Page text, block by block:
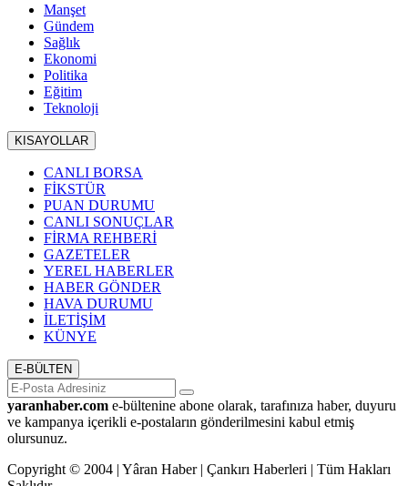
Manşet
Gündem
Sağlık
Ekonomi
Politika
Eğitim
Teknoloji
KISAYOLLAR
CANLI BORSA
FİKSTÜR
PUAN DURUMU
CANLI SONUÇLAR
FİRMA REHBERİ
GAZETELER
YEREL HABERLER
HABER GÖNDER
HAVA DURUMU
İLETİŞİM
KÜNYE
E-BÜLTEN
yaranhaber.com e-bültenine abone olarak, tarafınıza haber, duyuru
ve kampanya içerikli e-postaların gönderilmesini kabul etmiş
olursunuz.
Copyright © 2004 | Yâran Haber | Çankırı Haberleri | Tüm Hakları